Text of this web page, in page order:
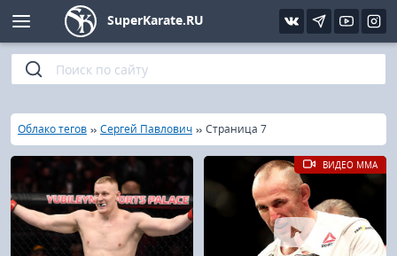
SuperKarate.RU
Главная
»
Облако тегов » Сергей Павлович » Страница 7
ВИДЕО MMA
Киокушинкай
Кёкусин (IFK)
Шинкиокушинкай
Кекусин-кан
Кикбоксинг и K-1
Фото
Видео
Интервью
Статьи
Уроки каратэ
Файлы
Библиотека